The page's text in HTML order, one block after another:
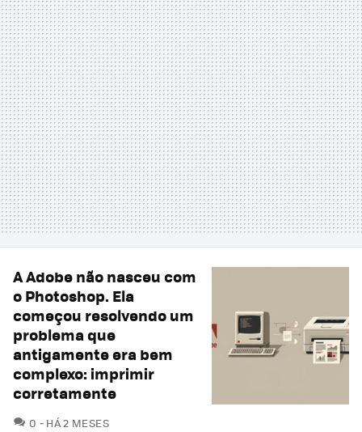
A Adobe não nasceu com
o Photoshop. Ela
começou resolvendo um
problema que
antigamente era bem
complexo: imprimir
corretamente
0 COMENTÁRIOS
HÁ 2 MESES